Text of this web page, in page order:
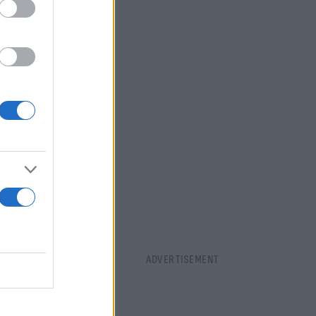
απώλειας
τις
κοντά
εάν δεν